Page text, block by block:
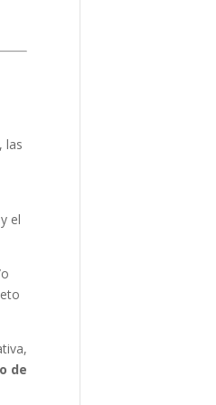
las
el
de